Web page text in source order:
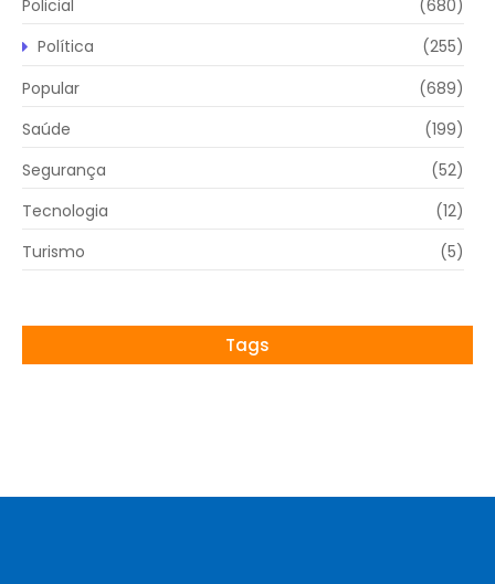
Policial
(680)
Política
(255)
Popular
(689)
Saúde
(199)
Segurança
(52)
Tecnologia
(12)
Turismo
(5)
Tags